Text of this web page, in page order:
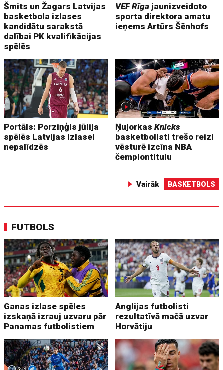
Šmits un Žagars Latvijas
basketbola izlases
kandidātu sarakstā
dalībai PK kvalifikācijas
spēlēs
VEF Rīga jaunizveidoto
sporta direktora amatu
ieņems Artūrs Šēnhofs
Portāls: Porziņģis jūlija
spēlēs Latvijas izlasei
nepalīdzēs
ŅujorkasKnicks
basketbolisti trešo reizi
vēsturē izcīna NBA
čempiontitulu
Vairāk BASKETBOLS
FUTBOLS
Ganas izlase spēles
izskaņā izrauj uzvaru pār
Panamas futbolistiem
Anglijas futbolisti
rezultatīvā mačā uzvar
Horvātiju